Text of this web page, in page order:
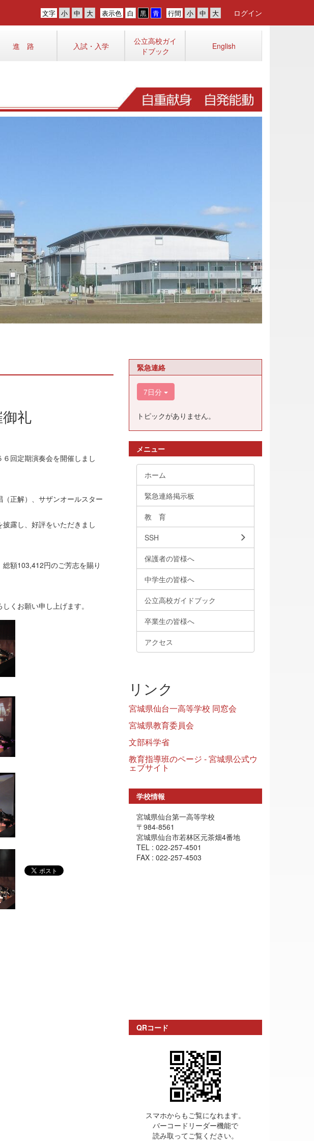
行間
表示色
文字 ログイン
進 路 入試・入学
公立高校ガイ
ドブック
English
礼
回定期演奏会を開催しまし
正解）、サザンオールスター
露し、好評をいただきまし
額103,412円のご芳志を賜り
くお願い申し上げます。
緊急連絡
7日分
トピックがありません。
メニュー
ホーム
緊急連絡掲示板
教 育
SSH
保護者の皆様へ
中学生の皆様へ
公立高校ガイドブック
卒業生の皆様へ
アクセス
リンク
宮城県仙台一高等学校 同窓会
宮城県教育委員会
文部科学省
教育指導班のページ - 宮城県公式ウ
ェブサイト
学校情報
宮城県仙台第一高等学校
〒984-8561
宮城県仙台市若林区元茶畑4番地
TEL : 022-257-4501
FAX : 022-257-4503
QRコード
スマホからもご覧になれます。
バーコードリーダー機能で
読み取ってご覧ください。